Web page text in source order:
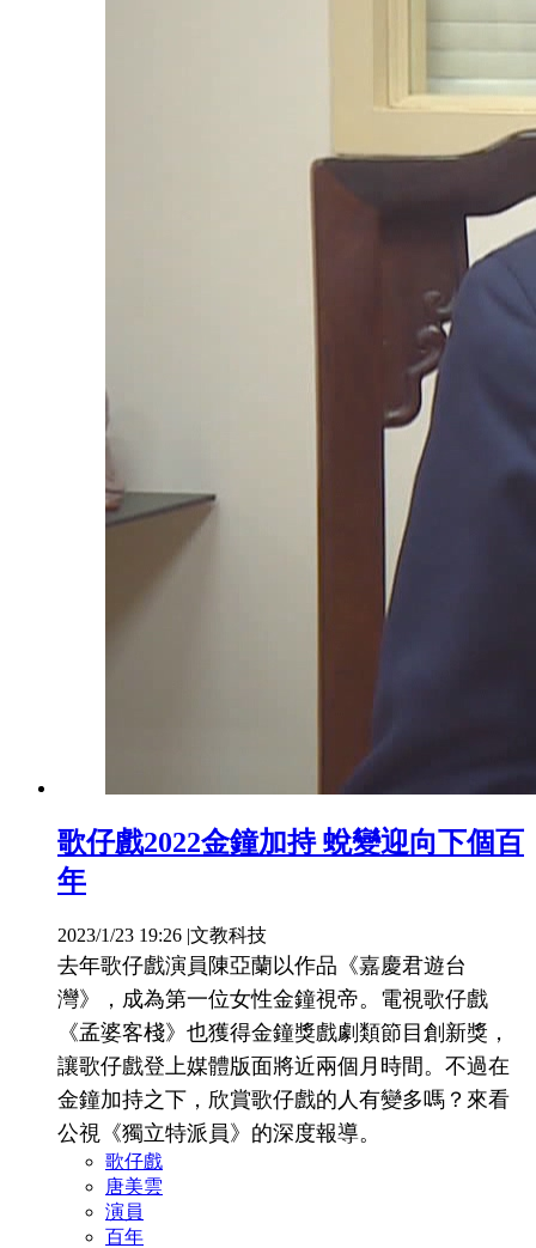
歌仔戲2022金鐘加持 蛻變迎向下個百
年
2023/1/23 19:26 |文教科技
去年歌仔戲演員陳亞蘭以作品《嘉慶君遊台
灣》，成為第一位女性金鐘視帝。電視歌仔戲
《孟婆客棧》也獲得金鐘獎戲劇類節目創新獎，
讓歌仔戲登上媒體版面將近兩個月時間。不過在
金鐘加持之下，欣賞歌仔戲的人有變多嗎？來看
公視《獨立特派員》的深度報導。
歌仔戲
唐美雲
演員
百年